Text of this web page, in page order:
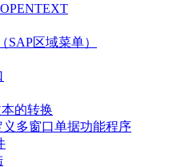
SAP区域菜单）
的转换
多窗口单据功能程序